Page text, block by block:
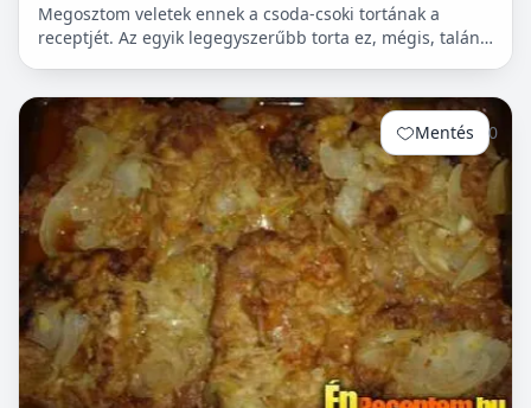
Megosztom veletek ennek a csoda-csoki tortának a
receptjét. Az egyik legegyszerűbb torta ez, mégis, talán
Mentés 0